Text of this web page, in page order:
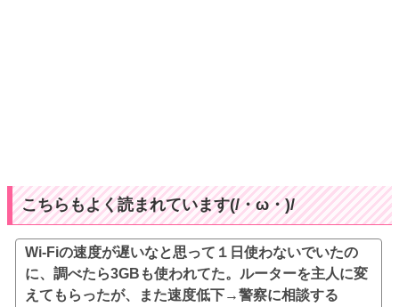
こちらもよく読まれています(/・ω・)/
Wi-Fiの速度が遅いなと思って１日使わないでいたの
に、調べたら3GBも使われてた。ルーターを主人に変
えてもらったが、また速度低下→警察に相談する